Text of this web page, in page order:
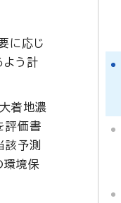
に応じ
よう計
着地濃
評価書
該予測
環境保